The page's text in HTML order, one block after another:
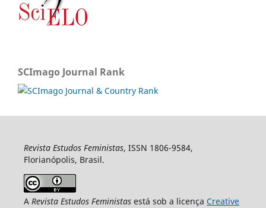
SCImago Journal Rank
Revista Estudos Feministas, ISSN 1806-9584,
Florianópolis, Brasil.
A Revista Estudos Feministasestá sob a licença Creative